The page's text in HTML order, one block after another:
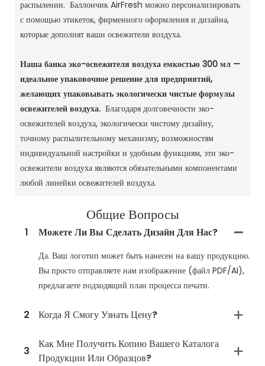
распылении. Баллончик AirFresh можно персонализировать
с помощью этикеток, фирменного оформления и дизайна,
которые дополнят ваши освежители воздуха.
Наша банка эко-освежителя воздуха емкостью 300 мл —
идеальное упаковочное решение для предприятий,
желающих упаковывать экологически чистые формулы
освежителей воздуха. Благодаря долговечности эко-
освежителей воздуха, экологически чистому дизайну,
точному распылительному механизму, возможностям
индивидуальной настройки и удобным функциям, эти эко-
освежители воздуха являются обязательными компонентами
любой линейки освежителей воздуха.
Общие Вопросы
1 Можете Ли Вы Сделать Дизайн Для Нас?
Да. Ваш логотип может быть нанесен на вашу продукцию.
Вы просто отправляете нам изображение (файл PDF/AI),
предлагаете подходящий план процесса печати.
2 Когда Я Смогу Узнать Цену?
3
Как Мне Получить Копию Вашего Каталога
Продукции Или Образцов?